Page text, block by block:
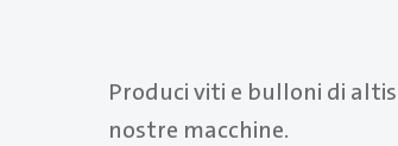
Produci viti e bulloni di
nostre macchine.